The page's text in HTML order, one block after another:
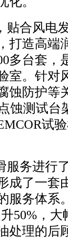
合风电
打造高端
多台套，
室。针对
蚀防护等
蚀测试台
试
务进行
成了一套
服务体系
50%，
处理的后